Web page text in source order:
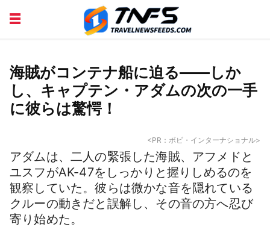
DISCOVER PLACES TIPS AND TRICKS
海賊がコンテナ船に迫る——しか
し、キャプテン・アダムの次の一手
に彼らは驚愕！
<PR：ボビ・インターナショナル>
アダムは、二人の緊張した海賊、アフメドと
ユスフがAK-47をしっかりと握りしめるのを
観察していた。彼らは微かな音を隠れている
クルーの動きだと誤解し、その音の方へ忍び
寄り始めた。